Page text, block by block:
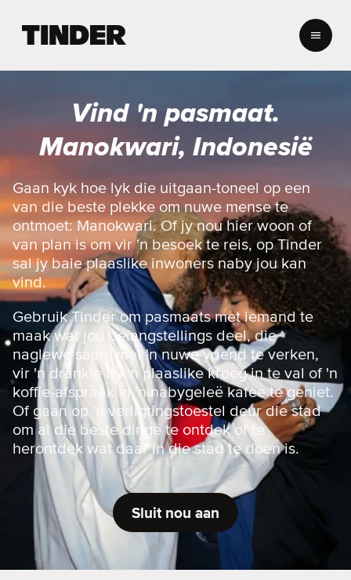
t
i
s
b
l
a
d
Vind 'n pasmaat.
Manokwari, Indonesië
Gaan kyk hoe lyk die uitgaan-toneel op een
van die beste plekke om nuwe mense te
ontmoet: Manokwari. Of jy nou hier woon of
van plan is om vir 'n besoek te reis, op Tinder
sal jy baie plaaslike inwoners naby jou kan
vind.
Gebruik Tinder om pasmaats met iemand te
maak wat jou belangstellings deel, die
naglewe saam met 'n nuwe vriend te verken,
vir 'n drankie by 'n plaaslike kroeg in te val of 'n
koffie-afspraak in 'n nabygeleë kafee te geniet.
Of gaan op 'n verligtingstoestel deur die stad
om al die beste dinge te ontdek of te
herontdek wat daar in die stad te doen is.
Sluit nou aan